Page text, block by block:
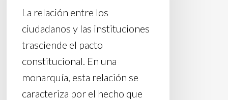
La relación entre los
ciudadanos y las instituciones
trasciende el pacto
constitucional. En una
monarquía, esta relación se
caracteriza por el hecho que